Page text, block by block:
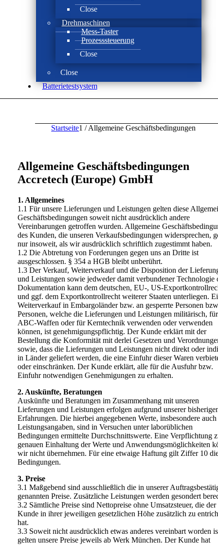
Close
Drehmaschinen
Mess-Taster
Prozesssteuerung
Close
Close
Batterie­test­system
Startseite1 / Allgemeine Geschäftsbedingungen
Allgemeine Geschäftsbedingungen
Accretech (Europe) GmbH
1. Allgemeines
1.1 Für unsere Lieferungen und Leistungen gelten diese
Geschäftsbedingungen soweit nicht ausdrücklich andere
Vereinbarungen getroffen wurden. Allgemeine
des Kunden, die unseren Verkaufsbedingungen widersprechen,
nur insoweit, als wir ausdrücklich schriftlich zugestimmt haben.
1.2 Die Abtretung von Forderungen gegen uns an Dritte ist
ausgeschlossen. § 354 a HGB bleibt unberührt.
1.3 Der Verkauf, Weiterverkauf und die Disposition der
und Leistungen sowie jedweder damit verbundener Technologie
Dokumentation kann dem deutschen, EU-, US-
und ggf. dem Exportkontrollrecht weiterer Staaten unterliegen.
Weiterverkauf in Embargoländer bzw. an gesperrte Personen
Personen, welche die Lieferungen und Leistungen militärisch, für
ABC-Waffen oder für Kerntechnik verwenden oder verwenden
können, ist genehmigungspflichtig. Der Kunde erklärt mit der
Bestellung die Konformität mit derlei Gesetzen und
sowie, dass die Lieferungen und Leistungen nicht direkt oder
in Länder geliefert werden, die eine Einfuhr dieser Waren
oder einschränken. Der Kunde erklärt, alle für die Ausfuhr bzw.
Einfuhr notwendigen Genehmigungen zu erhalten.
2. Auskünfte, Beratungen
Auskünfte und Beratungen im Zusammenhang mit unseren
Lieferungen und Leistungen erfolgen aufgrund unserer
Erfahrungen. Die hierbei angegebenen Werte, insbesondere auch
Leistungsangaben, sind in Versuchen unter laborüblichen
Bedingungen ermittelte Durchschnittswerte. Eine Verpflichtung
genauen Einhaltung der Werte und Anwendungsmöglichkeiten
wir nicht übernehmen. Für eine etwaige Haftung gilt Ziffer 10
Bedingungen.
3. Preise
3.1 Maßgebend sind ausschließlich die in unserer
genannten Preise. Zusätzliche Leistungen werden gesondert
3.2 Sämtliche Preise sind Nettopreise ohne Umsatzsteuer, die der
Kunde in ihrer jeweiligen gesetzlichen Höhe zusätzlich zu
hat.
3.3 Soweit nicht ausdrücklich etwas anderes vereinbart worden
gelten unsere Preise jeweils ab Werk München. Der Kunde hat